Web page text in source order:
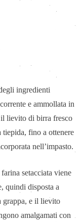
ingredienti
e ammollata in
il lievito di birra fresco
tiepida, fino a ottenere
nell’impasto.
setacciata viene
quindi disposta a
grappa, e il lievito
amalgamati con